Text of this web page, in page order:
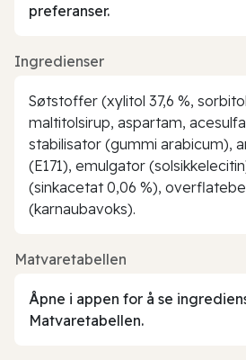
preferanser.
Ingredienser
Søtstoffer (xylitol 37,6 %,
maltitolsirup, aspartam,
stabilisator (gummi arabicum),
(E171), emulgator
(sinkacetat 0,06 %),
(karnaubavoks).
Matvaretabellen
Åpne i appen for å se
Matvaretabellen.